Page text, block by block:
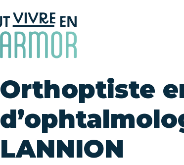
Orthoptiste
LANNION